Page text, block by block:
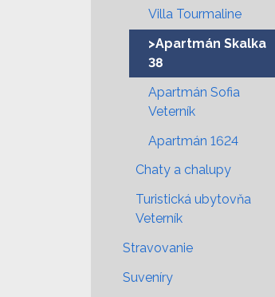
Villa Tourmaline
>Apartmán Skalka
38
Apartmán Sofia
Veterník
Apartmán 1624
Chaty a chalupy
Turistická ubytovňa
Veterník
Stravovanie
Suveníry